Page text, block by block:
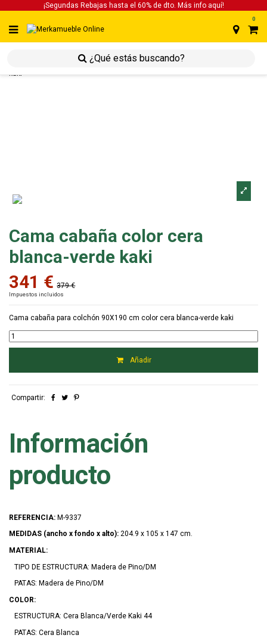
¡Segundas Rebajas hasta el 60% de dto. Más info aquí!
0
juveniles
cama cabaña color cera blanca-verde
kaki
Cama cabaña color cera
blanca-verde kaki
341 € 379 €
Impuestos incluidos
Cama cabaña para colchón 90X190 cm color cera blanca-verde kaki
Añadir
Compartir:
Información
producto
REFERENCIA: M-9337
MEDIDAS (ancho x fondo x alto): 204.9 x 105 x 147 cm.
MATERIAL:
TIPO DE ESTRUCTURA: Madera de Pino/DM
PATAS: Madera de Pino/DM
COLOR:
ESTRUCTURA: Cera Blanca/Verde Kaki 44
PATAS: Cera Blanca